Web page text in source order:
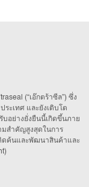
(“เอ๊กตร้าซีล”) ซึ่ง
ะเทศ และยังเติบโต
บอย่างยั่งยืนนี้เกิดขึ้นภาย
สำคัญสูงสุดในการ
ดค้นและพัฒนาสินค้าและ